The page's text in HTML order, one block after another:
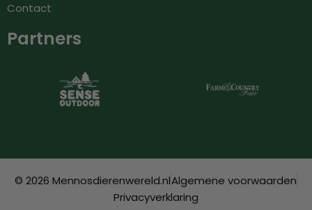
Contact
Partners
© 2026 Mennosdierenwereld.nlAlgemene voorwaarden
Privacyverklaring